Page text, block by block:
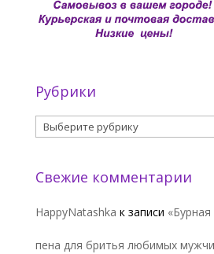
Рубрики
Рубрики
Свежие комментарии
HappyNatashka к записи
пена для бритья любимых